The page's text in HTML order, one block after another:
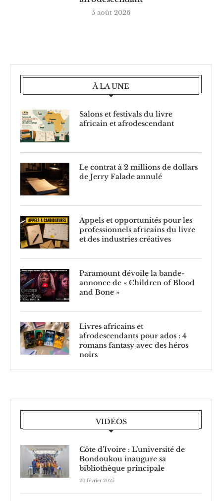
5 août 2026
À LA UNE
Salons et festivals du livre
africain et afrodescendant
Le contrat à 2 millions de dollars
de Jerry Falade annulé
Appels et opportunités pour les
professionnels africains du livre
et des industries créatives
Paramount dévoile la bande-
annonce de « Children of Blood
and Bone »
Livres africains et
afrodescendants pour ados : 4
romans fantasy avec des héros
noirs
VIDÉOS
Côte d’Ivoire : L’université de
Bondoukou inaugure sa
bibliothèque principale
20 février 2025